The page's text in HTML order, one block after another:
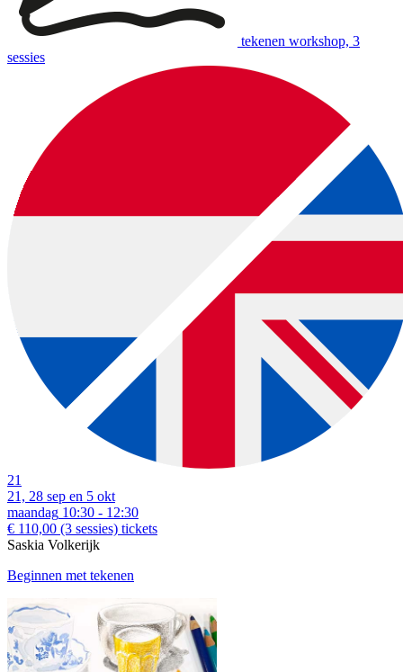
tekenen workshop, 3
sessies
21
21, 28 sep en 5 okt
maandag 10:30 - 12:30
€ 110,00 (3 sessies) tickets
Saskia Volkerijk
Beginnen met tekenen